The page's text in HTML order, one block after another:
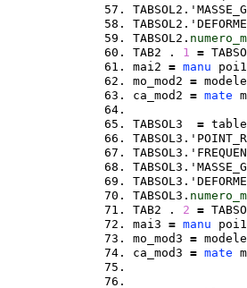
TABSOL2.
TAB2 . 1 =
mai2 = manu
mo_mod2 =
ca_mod2 = mate
TABSOL3 = table
TABSOL3.
TAB2 . 2 =
mai3 = manu
mo_mod3 =
ca_mod3 = mate